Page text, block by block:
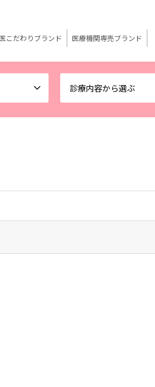
診療内容から選ぶ
こだわりブランド 医療機関専売ブランド